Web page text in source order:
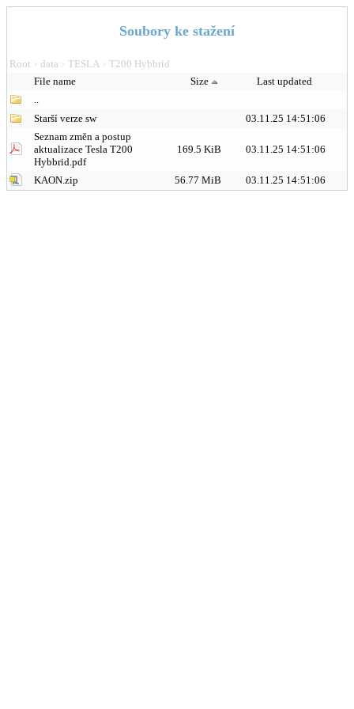
Soubory ke stažení
Root > data > TESLA > T200 Hybbrid
File name
Size
Last updated
..
Starší verze sw
03.11.25 14:51:06
Seznam změn a postup
aktualizace Tesla T200
Hybbrid.pdf
169.5 KiB 03.11.25 14:51:06
KAON.zip 56.77 MiB 03.11.25 14:51:06